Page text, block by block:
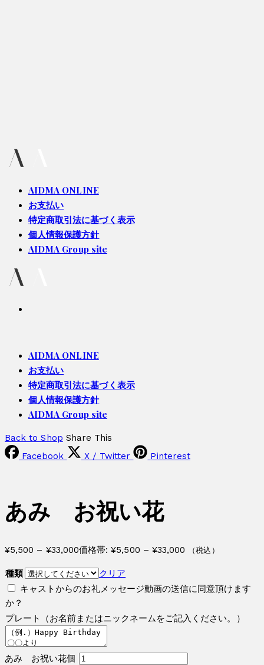
AIDMA ONLINE
お支払い
特定商取引法に基づく表示
個人情報保護方針
AIDMA Group site
AIDMA ONLINE
お支払い
特定商取引法に基づく表示
個人情報保護方針
AIDMA Group site
Back to Shop Share This
Facebook
X / Twitter Pinterest
あみ お祝い花
¥5,500 – ¥33,000価格帯: ¥5,500 – ¥33,000 （税込）
種類
クリア
キャストからのお礼メッセージ動画の送信に同意頂けます
か？
プレート（お名前またはニックネームをご記入ください。）
あみ お祝い花個